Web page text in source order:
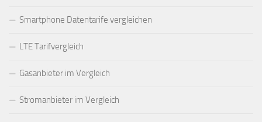
Smartphone Datentarife vergleichen
LTE Tarifvergleich
Gasanbieter im Vergleich
Stromanbieter im Vergleich